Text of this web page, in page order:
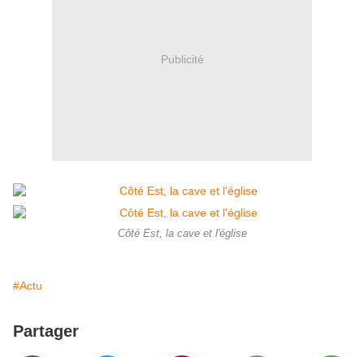
Publicité
Côté Est, la cave et l'église
#Actu
Partager